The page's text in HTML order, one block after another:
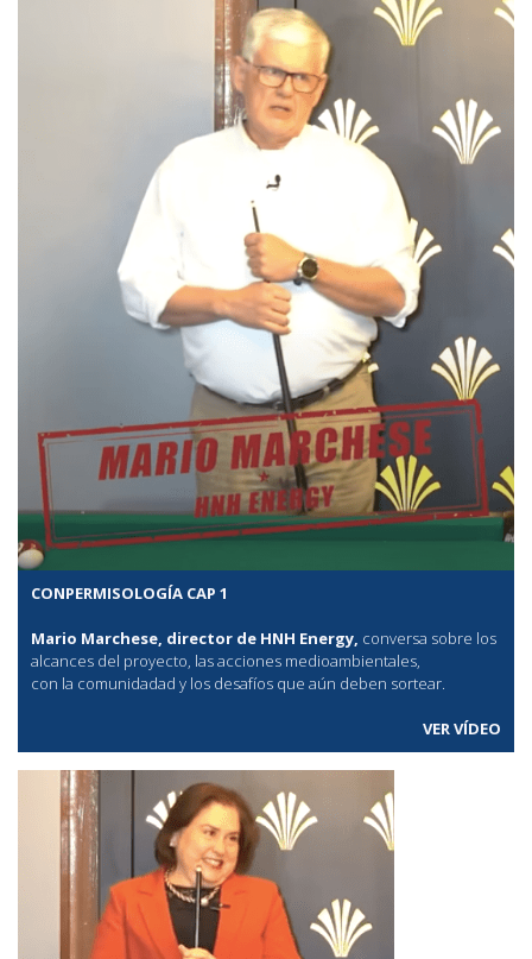
CONPERMISOLOGÍA CAP 1
Mario Marchese, director de HNH Energy, conversa sobre los
alcances del proyecto, las acciones medioambientales,
con la comunidadad y los desafíos que aún deben sortear.
VER VÍDEO